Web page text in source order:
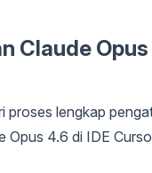
Claude
proses lengkap
Opus 4.6 di IDE